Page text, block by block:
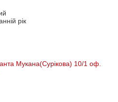
рік
Мукана(Сурікова) 10/1 оф.